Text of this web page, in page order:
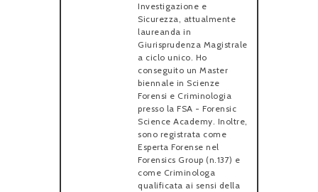
Investigazione e
Sicurezza, attualmente
laureanda in
Giurisprudenza Magistrale
a ciclo unico. Ho
conseguito un Master
biennale in Scienze
Forensi e Criminologia
presso la FSA - Forensic
Science Academy. Inoltre,
sono registrata come
Esperta Forense nel
Forensics Group (n.137) e
come Criminologa
qualificata ai sensi della